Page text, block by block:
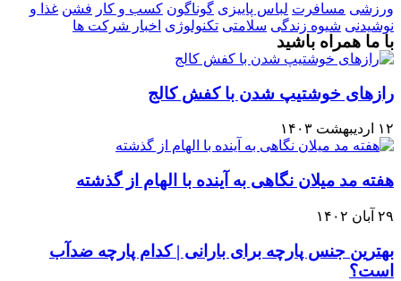
ورزشی مسافرت لباس پاییزی گوناگون کسب و کار فشن غذا و
نوشیدنی شیوه زندگی سلامتی تکنولوژی اخبار شرکت ها
با ما همراه باشید
رازهای خوشتیپ شدن با کفش کالج
۱۲ اردیبهشت ۱۴۰۳
هفته مد میلان نگاهی به آینده با الهام از گذشته
۲۹ آبان ۱۴۰۲
بهترین جنس پارچه برای بارانی | کدام پارچه ضدآب
است؟